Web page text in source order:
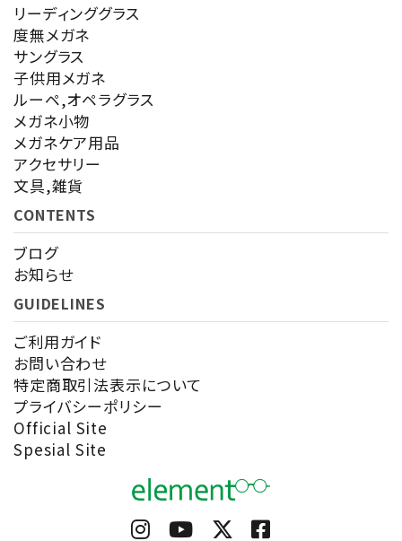
リーディンググラス
度無メガネ
サングラス
子供用メガネ
ルーペ,オペラグラス
メガネ小物
メガネケア用品
アクセサリー
文具,雑貨
CONTENTS
ブログ
お知らせ
GUIDELINES
ご利用ガイド
お問い合わせ
特定商取引法表示について
プライバシーポリシー
Official Site
Spesial Site